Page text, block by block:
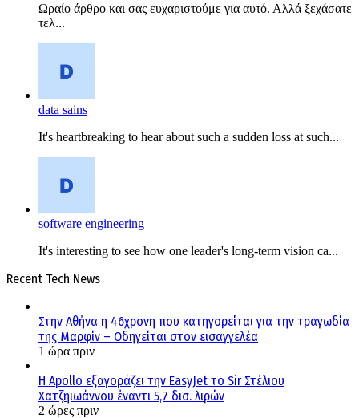
Ωραίο άρθρο και σας ευχαριστούμε για αυτό. Αλλά ξεχάσατε
τελ...
data sains
It's heartbreaking to hear about such a sudden loss at such...
software engineering
It's interesting to see how one leader's long-term vision ca...
Recent Tech News
Στην Αθήνα η 46χρονη που κατηγορείται για την τραγωδία
της Μαρφίν – Οδηγείται στον εισαγγελέα
1 ώρα πριν
Η Apollo εξαγοράζει την EasyJet το Sir Στέλιου
Χατζηιωάννου έναντι 5,7 δισ. λιρών
2 ώρες πριν